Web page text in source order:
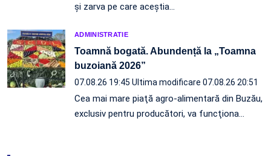
și zarva pe care aceștia…
ADMINISTRATIE
Toamnă bogată. Abundență la „Toamna
buzoiană 2026”
07.08.26 19:45 Ultima modificare 07.08.26 20:51
Cea mai mare piaţă agro-alimentară din Buzău,
exclusiv pentru producători, va funcţiona…